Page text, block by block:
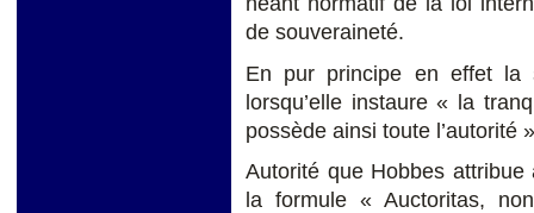
de souveraineté.
En pur principe en effet la
lorsqu’elle instaure « la
possède ainsi toute l’autorité
Autorité que Hobbes
la formule « Auctoritas,